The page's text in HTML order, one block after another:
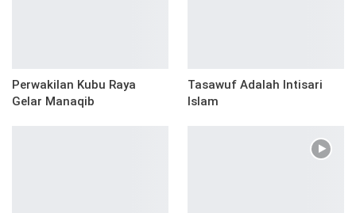
Perwakilan Kubu Raya
Gelar Manaqib
Tasawuf Adalah Intisari
Islam